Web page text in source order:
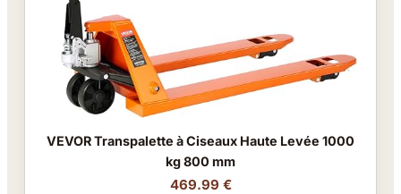
VEVOR Transpalette à Ciseaux Haute Levée 1000
kg 800 mm
469.99 €